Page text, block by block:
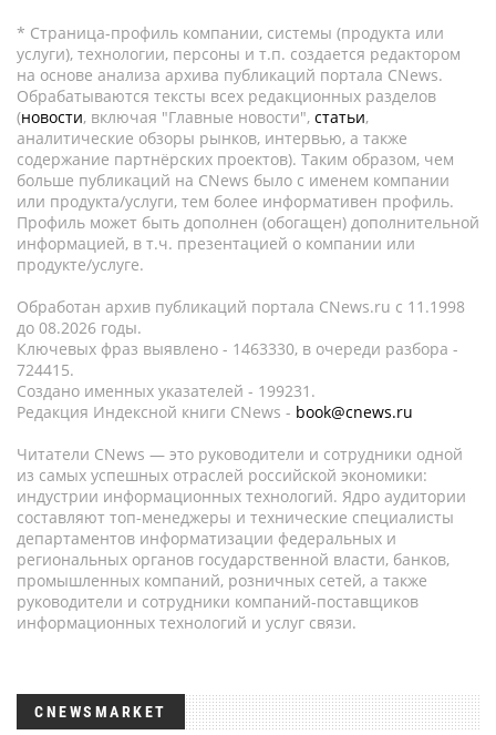
* Страница-профиль компании, системы (продукта или
услуги), технологии, персоны и т.п. создается редактором
на основе анализа архива публикаций портала CNews.
Обрабатываются тексты всех редакционных разделов
(новости, включая "Главные новости", статьи,
аналитические обзоры рынков, интервью, а также
содержание партнёрских проектов). Таким образом, чем
больше публикаций на CNews было с именем компании
или продукта/услуги, тем более информативен профиль.
Профиль может быть дополнен (обогащен) дополнительной
информацией, в т.ч. презентацией о компании или
продукте/услуге.
Обработан архив публикаций портала CNews.ru c 11.1998
до 08.2026 годы.
Ключевых фраз выявлено - 1463330, в очереди разбора -
724415.
Создано именных указателей - 199231.
Редакция Индексной книги CNews - book@cnews.ru
Читатели CNews — это руководители и сотрудники одной
из самых успешных отраслей российской экономики:
индустрии информационных технологий. Ядро аудитории
составляют топ-менеджеры и технические специалисты
департаментов информатизации федеральных и
региональных органов государственной власти, банков,
промышленных компаний, розничных сетей, а также
руководители и сотрудники компаний-поставщиков
информационных технологий и услуг связи.
CNEWSMARKET